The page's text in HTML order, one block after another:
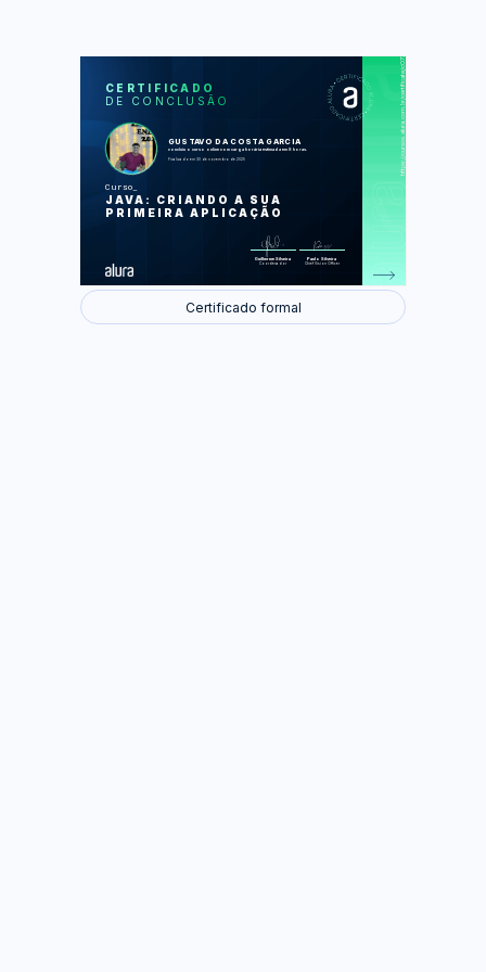
CERTIFICADO
DE CONCLUSÃO
GUSTAVO DA COSTA GARCIA
concluiu o curso online com carga horária estimada em 8 horas.
Finalizado em 30 de novembro de 2025
Curso
JAVA: CRIANDO A SUA
PRIMEIRA APLICAÇÃO
Guilherme Silveira
Coordenador
Paulo Silveira
Chief Vision Officer
https://cursos.alura.com.br/certificate/c0731ee5-5726-4d27-83e7-40ca1c657a18
LAS
Primeiro programa em Java
Construindo o catálogo de filmes
Consolidando conhecimentos
Certificado formal